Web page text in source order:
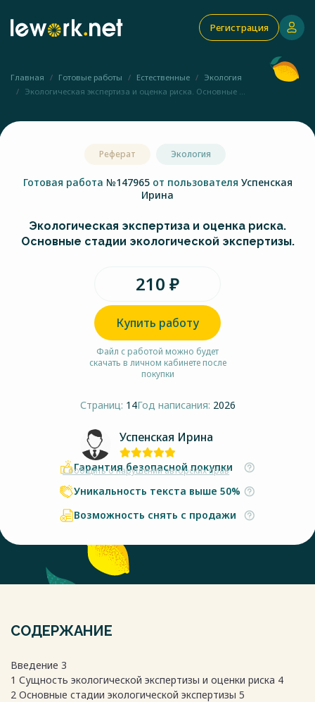
Регистрация
Главная Готовые работы Естественные
Экология
Экологическая экспертиза и оценка риска. Основные ...
Реферат Экология
Готовая работа №147965 от пользователя Успенская
Ирина
Экологическая экспертиза и оценка риска.
Основные стадии экологической экспертизы.
210 ₽
Купить работу
Файл с работой можно будет
скачать в личном кабинете после
покупки
Страниц: 14Год написания: 2026
Успенская Ирина
Сообщить о нарушении авторских прав
Гарантия безопасной покупки
Уникальность текста выше 50%
Возможность снять с продажи
СОДЕРЖАНИЕ
Введение 3
1 Сущность экологической экспертизы и оценки риска 4
2 Основные стадии экологической экспертизы 5